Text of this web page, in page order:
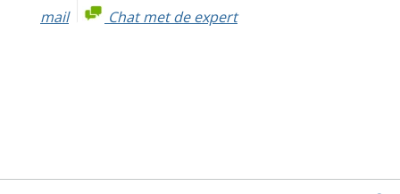
mail Chat met de expert